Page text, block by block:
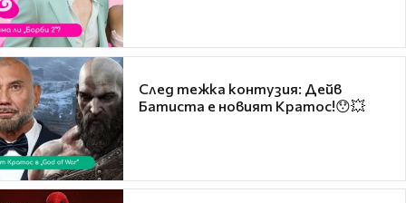
След тежка контузия: Дейв
Батиста е новият Кратос!😯💥